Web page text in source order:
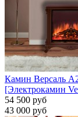
Камин Версаль
[Электрокамин
54 500 руб
43 000 руб